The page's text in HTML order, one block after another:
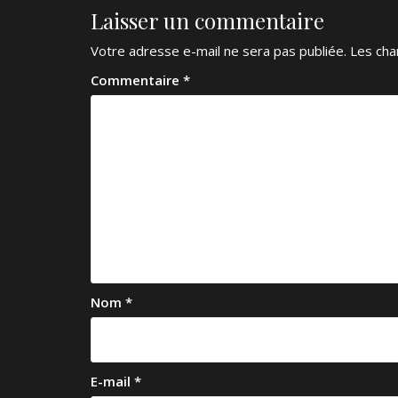
Laisser un commentaire
Votre adresse e-mail ne sera pas publiée. Les
Commentaire *
Nom *
E-mail *